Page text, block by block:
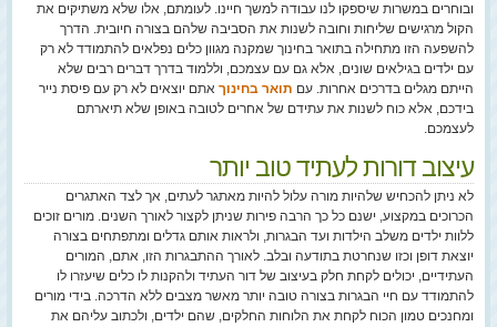
ובוחרים במשרות שיספקו לנו עבודה למשך חיינו. לעומתם, אלו שלא משתיקים את
הקול מרגישים שליחות וחובה לשנות את הסביבה שלהם בצורה חיובית. הדרך
להשפעה הזו מתחילה בתואר בחינוך שמקנה מגוון כלים נפלאים להתמודד לא רק
עם ילדים בגילאים שונים, אלא גם עם עצמכם, וללמוד בדרך דברים רבים שלא
הייתם מגלים בדרכים אחרות. עם תואר בחינוך אתם יוצאים לא רק עם פיסת נייר
בידכם, אלא כוח לשנות את עתידם של אחרים לטובה באופן שלא תיארתם
לעצמכם.
עיצוב דורות לעתיד טוב יותר
לא ניתן להכחיש שלהיות מורה עלול להיות מאתגר לעתים, אך לצד האתגרים
הכרוכים במקצוע, ישנם כל כך הרבה פירות שניתן לקצור לאורך השנים. מורים זוכים
ללוות ילדים משלב הילדות ועד הבגרות, ולראות אותם גדלים ומתפתחים בצורה
יוצאת דופן וכזו שנחרטת בתודעה ובלב. לאורך ההתבגרות הזו, אתם, המורים
העתידיים, יכולים לקחת חלק בעיצוב של דור העתיד ולהקנות לו כלים שיעזרו לו
להתמודד עם חיי הבגרות בצורה טובה יותר מאשר מצבים ללא הדרכה. בידי מורים
ומחנכים טמון הכוח לקחת את הלוחות החלקים, שהם ילדים, ולכתוב עליהם את